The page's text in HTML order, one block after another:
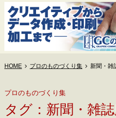
HOME プロのものづくり集 新聞・雑
プロのものづくり集
タグ：新聞・雑